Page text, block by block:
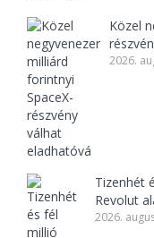
Közel
2026.
Tizenhét
Revolut
2026.